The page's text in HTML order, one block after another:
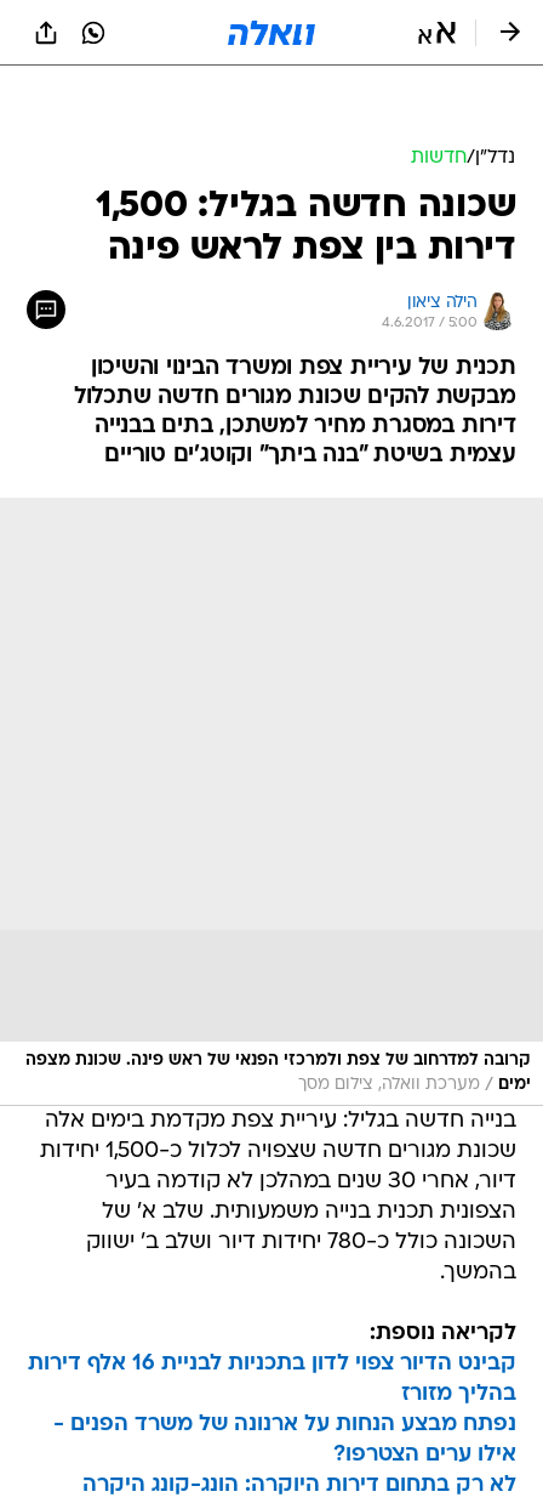
נדל״ן/חדשות
שכונה חדשה בגליל: 1,500
דירות בין צפת לראש פינה
הילה ציאון
4.6.2017 / 5:00
תכנית של עיריית צפת ומשרד הבינוי והשיכון
מבקשת להקים שכונת מגורים חדשה שתכלול
דירות במסגרת מחיר למשתכן, בתים בבנייה
עצמית בשיטת "בנה ביתך" וקוטג'ים טוריים
קרובה למדרחוב של צפת ולמרכזי הפנאי של ראש פינה. שכונת מצפה
ימים
/ מערכת וואלה, צילום מסך
בנייה חדשה בגליל: עיריית צפת מקדמת בימים אלה
שכונת מגורים חדשה שצפויה לכלול כ-1,500 יחידות
דיור, אחרי 30 שנים במהלכן לא קודמה בעיר
הצפונית תכנית בנייה משמעותית. שלב א' של
השכונה כולל כ-780 יחידות דיור ושלב ב' ישווק
בהמשך.
לקריאה נוספת:
קבינט הדיור צפוי לדון בתכניות לבניית 16 אלף דירות
בהליך מזורז
נפתח מבצע הנחות על ארנונה של משרד הפנים -
אילו ערים הצטרפו?
לא רק בתחום דירות היוקרה: הונג-קונג היקרה